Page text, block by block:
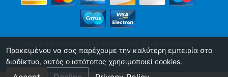
Προκειμένου να σας παρέχουμε την καλύτερη εμπειρία στο
διαδίκτυο, αυτός ο ιστότοπος χρησιμοποιεί cookies.